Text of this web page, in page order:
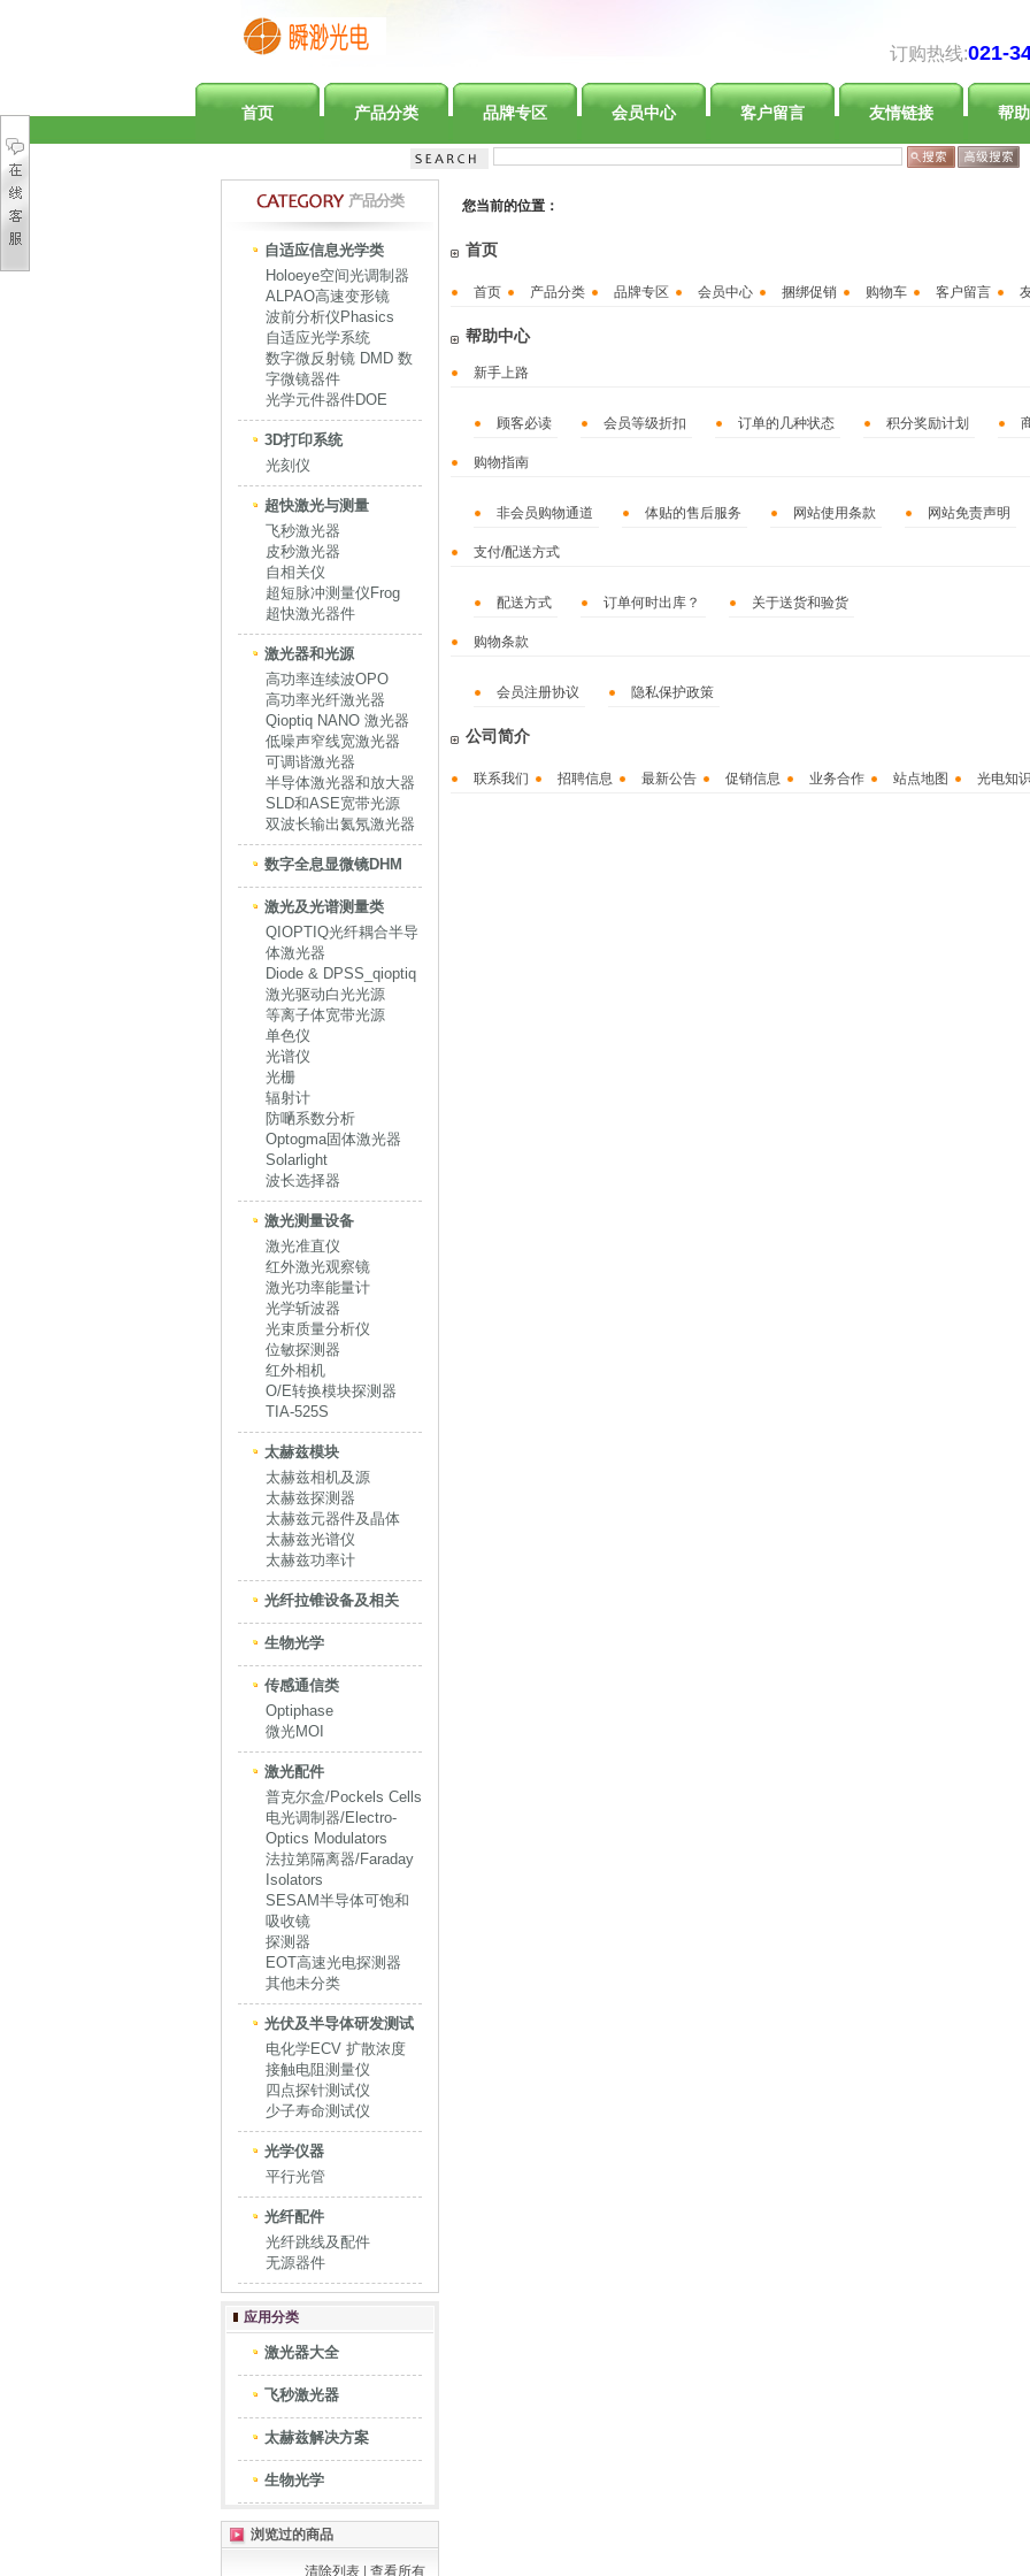
订购热线:021-
首页 产品分类 品牌专区 会员中心 客户留言 友情链接 帮
产品分类
自适应信息光学类
Holoeye空间光调制器
ALPAO高速变形镜
波前分析仪Phasics
自适应光学系统
数字微反射镜 DMD 数
字微镜器件
光学元件器件DOE
3D打印系统
光刻仪
超快激光与测量
飞秒激光器
皮秒激光器
自相关仪
超短脉冲测量仪Frog
超快激光器件
激光器和光源
高功率连续波OPO
高功率光纤激光器
Qioptiq NANO 激光器
低噪声窄线宽激光器
可调谐激光器
半导体激光器和放大器
SLD和ASE宽带光源
双波长输出氦氖激光器
数字全息显微镜DHM
激光及光谱测量类
QIOPTIQ光纤耦合半导
体激光器
Diode & DPSS_qioptiq
激光驱动白光光源
等离子体宽带光源
单色仪
光谱仪
光栅
辐射计
防嗮系数分析
Optogma固体激光器
Solarlight
波长选择器
激光测量设备
激光准直仪
红外激光观察镜
激光功率能量计
光学斩波器
光束质量分析仪
位敏探测器
红外相机
O/E转换模块探测器
TIA-525S
太赫兹模块
太赫兹相机及源
太赫兹探测器
太赫兹元器件及晶体
太赫兹光谱仪
太赫兹功率计
光纤拉锥设备及相关
生物光学
传感通信类
Optiphase
微光MOI
激光配件
普克尔盒/Pockels Cells
电光调制器/Electro-
Optics Modulators
法拉第隔离器/Faraday
Isolators
SESAM半导体可饱和
吸收镜
探测器
EOT高速光电探测器
其他未分类
光伏及半导体研发测试
电化学ECV 扩散浓度
接触电阻测量仪
四点探针测试仪
少子寿命测试仪
光学仪器
平行光管
光纤配件
光纤跳线及配件
无源器件
应用分类
激光器大全
飞秒激光器
太赫兹解决方案
生物光学
浏览过的商品
清除列表 查看所有
您当前的位置：
首页
首页 产品分类 品牌专区 会员中心 捆绑促销 购物车 客户留言
帮助中心
新手上路
顾客必读 会员等级折扣 订单的几种状态 积分奖励计划
购物指南
非会员购物通道 体贴的售后服务 网站使用条款 网站免责声明
支付/配送方式
配送方式 订单何时出库？ 关于送货和验货
购物条款
会员注册协议 隐私保护政策
公司简介
联系我们 招聘信息 最新公告 促销信息 业务合作 站点地图 光电知